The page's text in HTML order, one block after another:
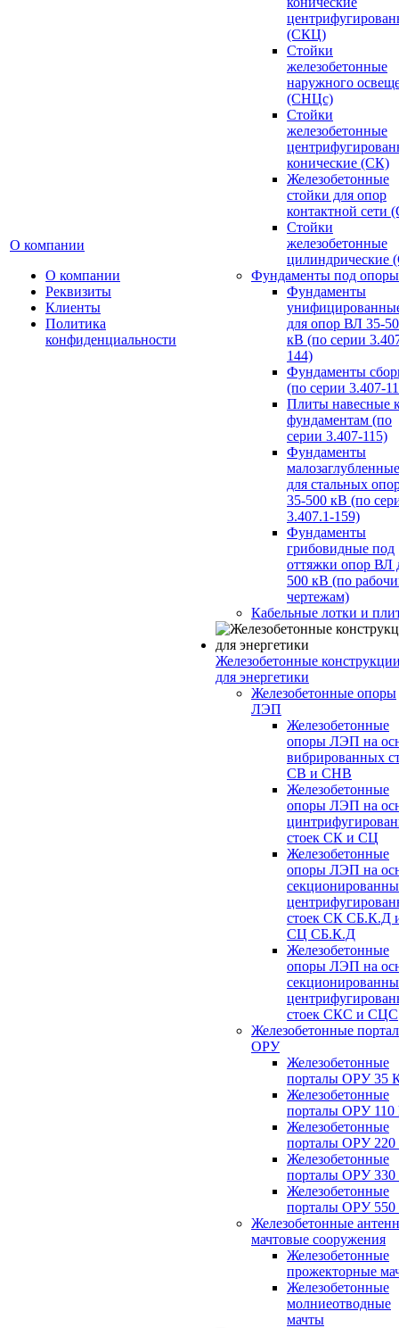
О компании
О компании
Реквизиты
Клиенты
Политика
конфиденциальности
(СКЦ)
Стойки
железобетонные
наружного
(СНЦс)
Стойки
железобетонные
конические (СК)
Железобетонные
стойки для опор
контактной сети
Стойки
железобетонные
цилиндрические
Фундаменты под опоры
Фундаменты
для опор ВЛ 35-
кВ (по серии
144)
Фундаменты
(по серии 3.407-
Плиты навесные
фундаментам (по
серии 3.407-115)
Фундаменты
малозаглубленные
для стальных
35-500 кВ (по
3.407.1-159)
Фундаменты
грибовидные под
оттяжки опор ВЛ
500 кВ (по
чертежам)
Кабельные лотки и
Железобетонные
для энергетики
Железобетонные опоры
ЛЭП
Железобетонные
опоры ЛЭП на
вибрированных
СВ и СНВ
Железобетонные
опоры ЛЭП на
стоек СК и СЦ
Железобетонные
опоры ЛЭП на
стоек СК СБ.К.Д
СЦ СБ.К.Д
Железобетонные
опоры ЛЭП на
стоек СКС и СЦС
Железобетонные
ОРУ
Железобетонные
порталы ОРУ 35
Железобетонные
порталы ОРУ
Железобетонные
порталы ОРУ
Железобетонные
порталы ОРУ
Железобетонные
порталы ОРУ
Железобетонные
мачтовые сооружения
Железобетонные
прожекторные
Железобетонные
молниеотводные
мачты